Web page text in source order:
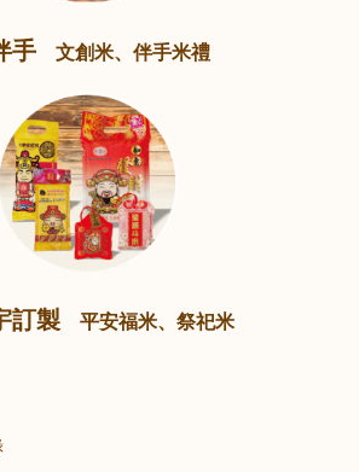
手 文創米、伴手米禮
訂製 平安福米、祭祀米